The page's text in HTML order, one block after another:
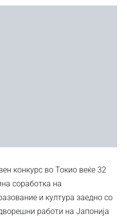
конкурс во Токио веќе 32
соработка на
и култура заедно со
работи на Јапонија